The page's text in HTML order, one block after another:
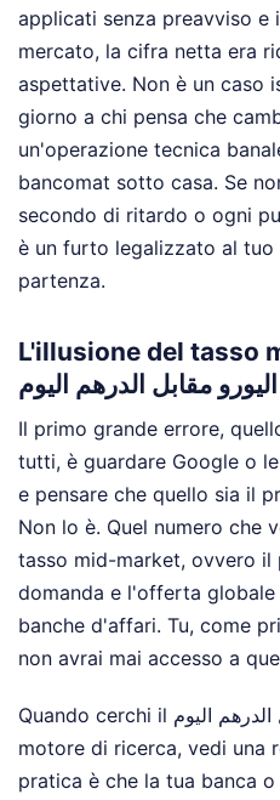
applicati senza preavviso e
mercato, la cifra netta era
aspettative. Non è un caso
giorno a chi pensa che
un'operazione tecnica
bancomat sotto casa. Se
secondo di ritardo o ogni
è un furto legalizzato al
partenza.
L'illusione del tasso
مقابل الدرهم اليوم
Il primo grande errore,
tutti, è guardare Google o
e pensare che quello sia il
Non lo è. Quel numero che
tasso mid-market, ovvero il
domanda e l'offerta
banche d'affari. Tu, come
non avrai mai accesso a
Quando cerchi il صرف اليورو مقابل الدرهم اليوم su un
motore di ricerca, vedi una
pratica è che la tua banca